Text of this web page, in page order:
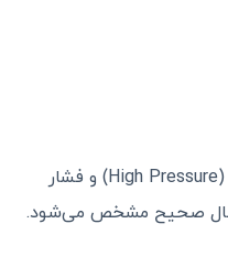
در این دو نقطه، قسمت فشار بالا (High Pressure) و فشار